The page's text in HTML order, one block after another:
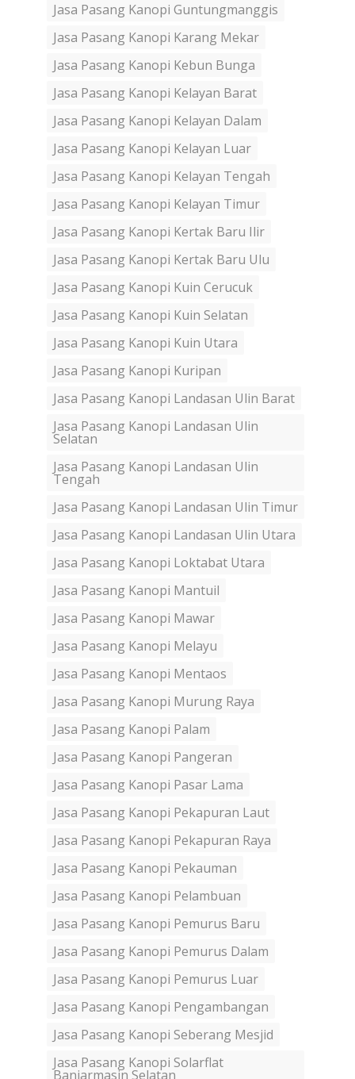
Jasa Pasang Kanopi Guntungmanggis
Jasa Pasang Kanopi Karang Mekar
Jasa Pasang Kanopi Kebun Bunga
Jasa Pasang Kanopi Kelayan Barat
Jasa Pasang Kanopi Kelayan Dalam
Jasa Pasang Kanopi Kelayan Luar
Jasa Pasang Kanopi Kelayan Tengah
Jasa Pasang Kanopi Kelayan Timur
Jasa Pasang Kanopi Kertak Baru Ilir
Jasa Pasang Kanopi Kertak Baru Ulu
Jasa Pasang Kanopi Kuin Cerucuk
Jasa Pasang Kanopi Kuin Selatan
Jasa Pasang Kanopi Kuin Utara
Jasa Pasang Kanopi Kuripan
Jasa Pasang Kanopi Landasan Ulin Barat
Jasa Pasang Kanopi Landasan Ulin
Selatan
Jasa Pasang Kanopi Landasan Ulin
Tengah
Jasa Pasang Kanopi Landasan Ulin Timur
Jasa Pasang Kanopi Landasan Ulin Utara
Jasa Pasang Kanopi Loktabat Utara
Jasa Pasang Kanopi Mantuil
Jasa Pasang Kanopi Mawar
Jasa Pasang Kanopi Melayu
Jasa Pasang Kanopi Mentaos
Jasa Pasang Kanopi Murung Raya
Jasa Pasang Kanopi Palam
Jasa Pasang Kanopi Pangeran
Jasa Pasang Kanopi Pasar Lama
Jasa Pasang Kanopi Pekapuran Laut
Jasa Pasang Kanopi Pekapuran Raya
Jasa Pasang Kanopi Pekauman
Jasa Pasang Kanopi Pelambuan
Jasa Pasang Kanopi Pemurus Baru
Jasa Pasang Kanopi Pemurus Dalam
Jasa Pasang Kanopi Pemurus Luar
Jasa Pasang Kanopi Pengambangan
Jasa Pasang Kanopi Seberang Mesjid
Jasa Pasang Kanopi Solarflat
Banjarmasin Selatan